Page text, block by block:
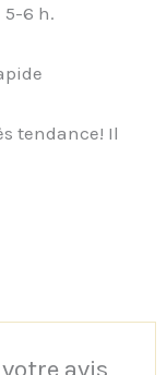
5-6 h.
tendance! Il